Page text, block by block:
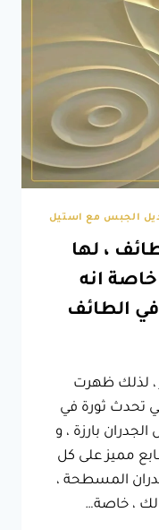
الجبس مع استيل
، لها
خاصة انه
، لذلك ظهرت
تحدث ثورة في
بارزة ، و
مميز على كل
المسطحة ،
لك ، خاصة…